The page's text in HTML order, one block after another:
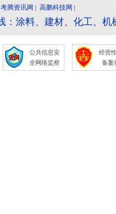
考腾资讯网 | 高鹏科技网 |
：涂料、建材、化工、
公共信息安
全网络监察
经营
备案